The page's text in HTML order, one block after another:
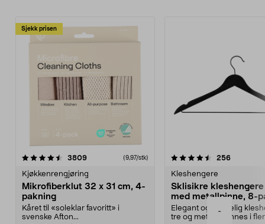
-
Sjekk prisen
3809anmeldelser(9,97/stk)
Kjøkkenrengjøring
Mikrofiberklut 32 x 31 cm, 4-
pakning
Kåret til «soleklar favoritt» i
svenske Afton...
4.5av 5 stjerner 256
Kleshengere
Sklisikre
med metallpinne, 8-
Elegant og skikkelig
tre og metall – finnes i
4.5av 5 stjerner